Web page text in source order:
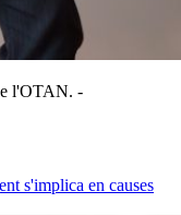
l'OTAN. -
s'implica en causes